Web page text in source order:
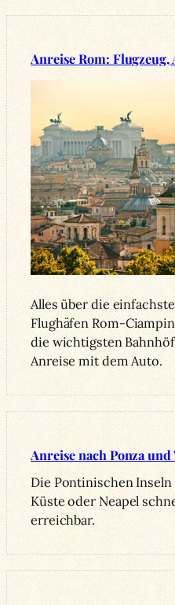
Anreise Rom:
Alles über die
Flughäfen Rom-
die wichtigsten
Anreise mit dem Auto.
Anreise nach Ponza und
Die Pontinischen
Küste oder Neapel
erreichbar.